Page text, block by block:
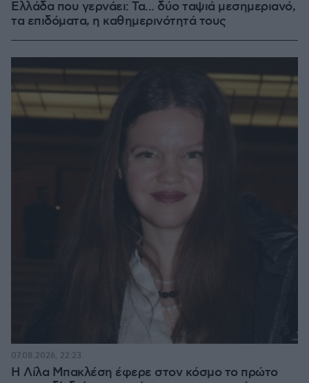
Ελλάδα που γερνάει: Τα... δύο ταψιά μεσημεριανό,
τα επιδόματα, η καθημερινότητά τους
Η Λίλα Μπακλέση έφερε στον κόσμο το πρώτο
07.08.2026, 22:23